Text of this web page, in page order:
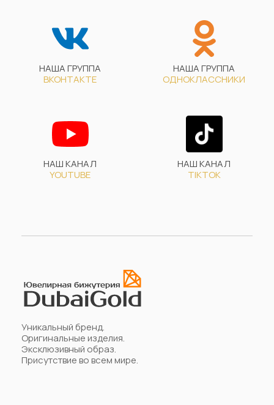
НАША ГРУППА
ВКОНТАКТЕ
НАША ГРУППА
ОДНОКЛАССНИКИ
НАШ КАНАЛ
YOUTUBE
НАШ КАНАЛ
TIKTOK
Уникальный бренд.
Оригинальные изделия.
Эксклюзивный образ.
Присутствие во всем мире.